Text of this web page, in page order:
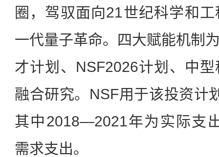
圈，驾驭面向21世纪科学和
一代量子革命。四大赋能机制
才计划、NSF2026计划、中
融合研究。NSF用于该投资计
其中2018—2021年为实际支
需求支出。